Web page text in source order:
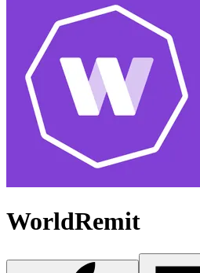
WorldRemit